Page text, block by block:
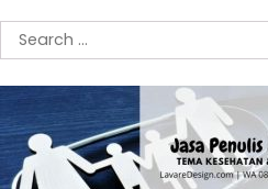
Search
for: